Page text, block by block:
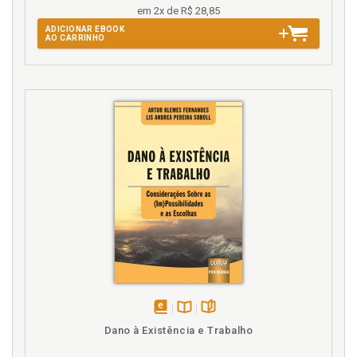
H
Habilitação. Pareceres de habilitação eo
posicionamento da equipe técnica das Varas de
Homoafetividade. Vivências homoafetivas, p. 271
Homoparentalidade no Judiciário: as decisões
Homoparentalidade. Adoções homoparentais no
Judiciário, p. 178
Homoparentalidade. Família homoparental vista
pelos próprios homossexuais, p. 271
Homoparentalidade. Família homoparental, p. 57
Homoparentalidade. Politização do privado e as
repercussões da homoparentalidade, p. 91
Homoparentalidade. Vivênciashomoparentais de
Homoparentalidade. Vivências homoparentais de
em 2x de R$ 28,85
ADICIONAR EBOOK
AO CARRINHO
disponívelDisponível
páginas
Dano à Existência e Trabalho